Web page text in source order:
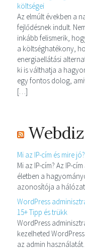
költségei
Az elmúlt években a
fejlődésnek indult.
inkább felismerik,
a költséghatékony,
energiaellátási
ki is válthatja a
egy fontos dolog,
[…]
Mi az IP-cím és mire
Mi az IP-cím? Az IP-
életben a
azonosítója a
WordPress
15+ Tipp és trükk
WordPress
kezelheted
az admin használatát.